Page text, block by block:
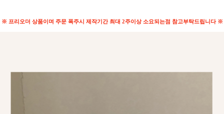
※ 프리오더 상품이며 주문 폭주시 제작기간 최대 2주이상 소요되는점 참고부탁드립니다 ※